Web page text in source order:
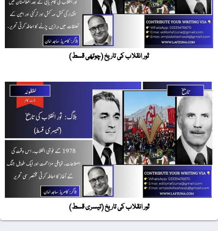
ثور انقلاب کی تاریخ (چوتھی قسط)
ثور انقلاب کی تاریخ (تیسری قسط)